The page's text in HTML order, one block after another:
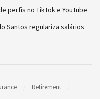
perfis no TikTok e YouTube
Santos regulariza salários
Retirement